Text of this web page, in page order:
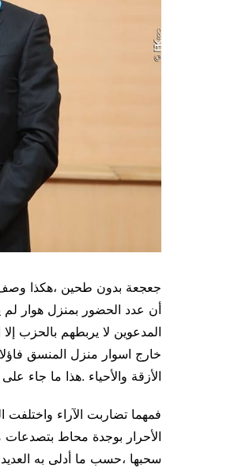
جعجعة بدون طحين ،هكذا وصف
المدعوين لا يربطهم بالحزب
خارج اسوار منزل المنسق
الأزقة والأحياء .هذا ما جاء
فمهما تضاربت الآراء
الأحرار بوجدة محاط بتصدعات
سحبها ،حسب ما أدلى به